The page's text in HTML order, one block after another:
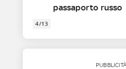
passaporto russo
4/13
PUBBLICITÀ